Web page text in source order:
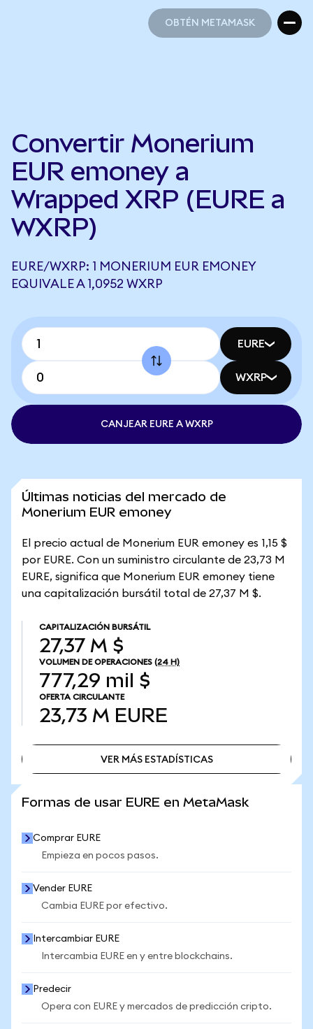
OBTÉN METAMASK
Convertir Monerium
EUR emoney a
Wrapped XRP (EURE a
WXRP)
EURE/WXRP: 1 MONERIUM EUR EMONEY
EQUIVALE A 1,0952 WXRP
EURE
WXRP
CANJEAR EURE A WXRP
Últimas noticias del mercado de
Monerium EUR emoney
El precio actual de Monerium EUR emoney es 1,15 $
por EURE. Con un suministro circulante de 23,73 M
EURE, significa que Monerium EUR emoney tiene
una capitalización bursátil total de 27,37 M $.
CAPITALIZACIÓN BURSÁTIL
27,37 M $
VOLUMEN DE OPERACIONES (24 H)
777,29 mil $
OFERTA CIRCULANTE
23,73 M EURE
VER MÁS ESTADÍSTICAS
Formas de usar EURE en MetaMask
Comprar EURE
Empieza en pocos pasos.
Vender EURE
Cambia EURE por efectivo.
Intercambiar EURE
Intercambia EURE en y entre blockchains.
Predecir
Opera con EURE y mercados de predicción cripto.